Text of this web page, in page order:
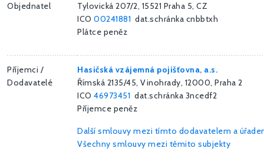
Objednatel
Tylovická 207/2, 15521 Praha 5, CZ
ICO 00241881 dat.schránka cnbbtxh
Plátce peněz
Příjemci /
Dodavatelé
Hasičská vzájemná pojišťovna, a.s.
Římská 2135/45, Vinohrady, 12000, Praha 2
ICO 46973451 dat.schránka 3ncedf2
Příjemce peněz
Další smlouvy mezi tímto dodavatelem a
Všechny smlouvy mezi těmito subjekty